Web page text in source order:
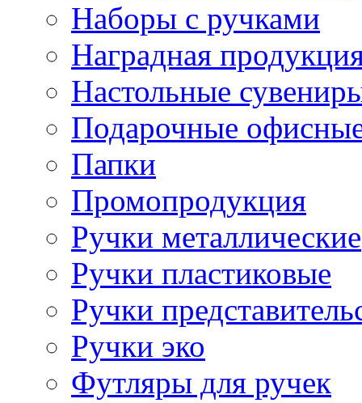
Наборы с ручками
Наградная
Настольные
Подарочные
Папки
Промопродукция
Ручки металлические
Ручки пластиковые
Ручки
Ручки эко
Футляры для ручек